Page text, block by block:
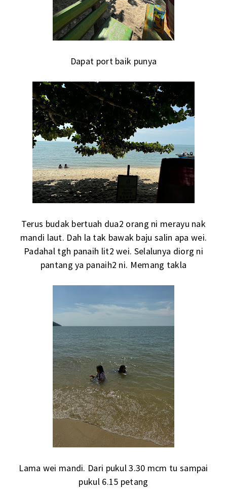
Dapat port baik punya
Terus budak bertuah dua2 orang ni merayu nak
mandi laut. Dah la tak bawak baju salin apa wei.
Padahal tgh panaih lit2 wei. Selalunya diorg ni
pantang ya panaih2 ni. Memang takla
Lama wei mandi. Dari pukul 3.30 mcm tu sampai
pukul 6.15 petang